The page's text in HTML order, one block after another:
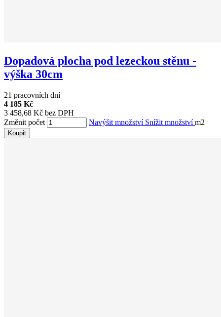
Dopadová plocha pod lezeckou stěnu -
výška 30cm
21 pracovních dní
4 185 Kč
3 458,68 Kč bez DPH
Změnit počet
Navýšit množství Snížit množstvím2
Koupit